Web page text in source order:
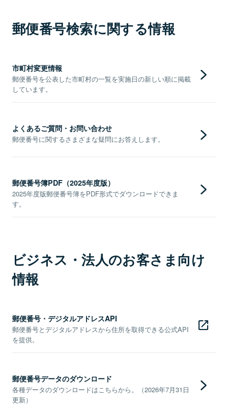
郵便番号検索に関する情報
市町村変更情報
郵便番号を公表した市町村の一覧を実施日の新しい順に掲載
しています。
よくあるご質問・お問い合わせ
郵便番号に関するさまざまな疑問にお答えします。
郵便番号簿PDF（2025年度版）
2025年度版郵便番号簿をPDF形式でダウンロードできま
す。
ビジネス・法人のお客さま向け
情報
郵便番号・デジタルアドレスAPI
郵便番号とデジタルアドレスから住所を取得できる公式API
を提供。
郵便番号データのダウンロード
各種データのダウンロードはこちらから。（2026年7月31日
更新）